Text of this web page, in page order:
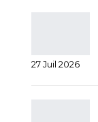
27 Juil 2026